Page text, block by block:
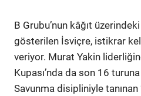
B Grubu’nun kâğıt
gösterilen İsviçre, istikrar
veriyor. Murat Yakin
Kupası’nda da son 16
Savunma disipliniyle tanınan